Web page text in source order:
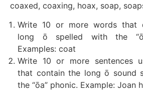
coaxed, coaxing, hoax, soap,
Write 10 or more words that
long ō spelled with the
Examples: coat
Write 10 or more sentences
that contain the long ō sound
the “ōa” phonic. Example: Joan